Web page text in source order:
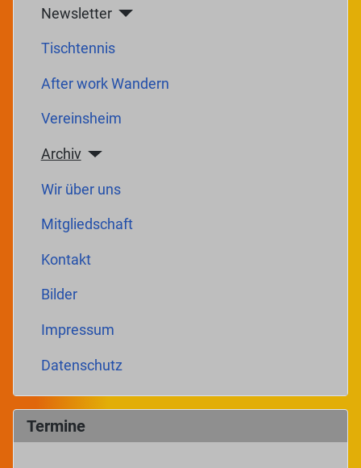
Newsletter
Tischtennis
After work Wandern
Vereinsheim
Archiv
Wir über uns
Mitgliedschaft
Kontakt
Bilder
Impressum
Datenschutz
Termine